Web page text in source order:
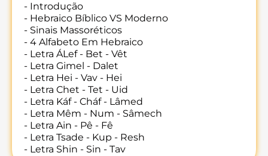
- Introdução
- Hebraico Bíblico VS Moderno
- Sinais Massoréticos
- 4 Alfabeto Em Hebraico
- Letra ÁLef - Bet - Vêt
- Letra Gimel - Dalet
- Letra Hei - Vav - Hei
- Letra Chet - Tet - Uid
- Letra Káf - Cháf - Lâmed
- Letra Mêm - Num - Sâmech
- Letra Ain - Pê - Fê
- Letra Tsade - Kup - Resh
- Letra Shin - Sin - Tav